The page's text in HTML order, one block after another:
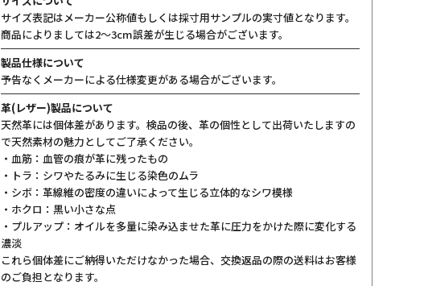
サイズ表記はメーカー公称値もしくは採寸用サンプルの実寸値となります。
商品によりましては2〜3cm誤差が生じる場合がございます。
製品仕様について
予告なくメーカーによる仕様変更がある場合がございます。
革(レザー)製品について
天然革には個体差があります。検品の後、革の個性として出荷いたしますの
で天然素材の魅力としてご了承ください。
・血筋：血管の痕が革に残ったもの
・トラ：シワやたるみに生じる染色のムラ
・シボ：革線維の密度の違いによって生じる立体的なシワ模様
・ホクロ：黒い小さな点
・プルアップ：オイルを多量に染み込ませた革に圧力をかけた際に変化する
濃淡
これら個体差にご納得いただけなかった場合、交換返品の際の送料はお客様
のご負担となります。